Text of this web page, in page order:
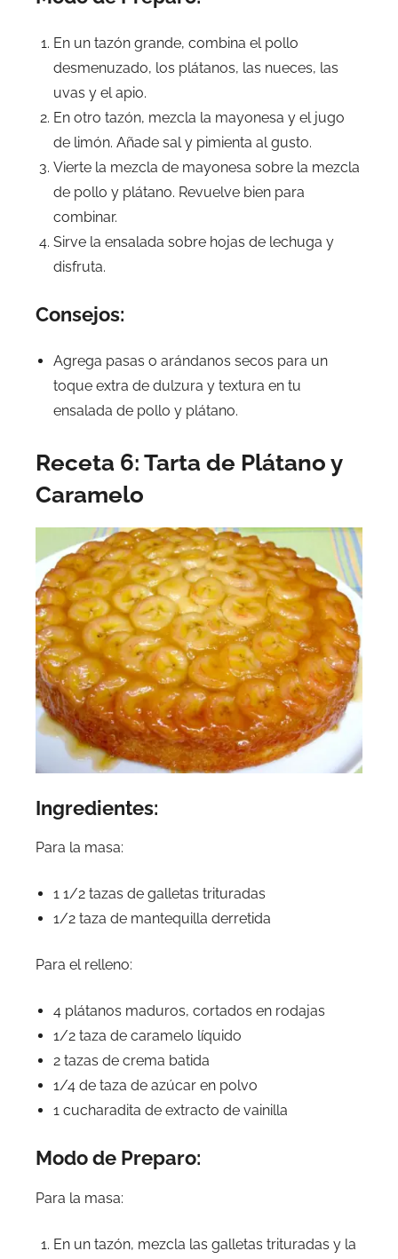
En un tazón grande, combina el pollo
desmenuzado, los plátanos, las nueces, las
uvas y el apio.
En otro tazón, mezcla la mayonesa y el jugo
de limón. Añade sal y pimienta al gusto.
Vierte la mezcla de mayonesa sobre la mezcla
de pollo y plátano. Revuelve bien para
combinar.
Sirve la ensalada sobre hojas de lechuga y
disfruta.
Consejos:
Agrega pasas o arándanos secos para un
toque extra de dulzura y textura en tu
ensalada de pollo y plátano.
Receta 6: Tarta de Plátano y
Caramelo
Ingredientes:
Para la masa:
1 1/2 tazas de galletas trituradas
1/2 taza de mantequilla derretida
Para el relleno:
4 plátanos maduros, cortados en rodajas
1/2 taza de caramelo líquido
2 tazas de crema batida
1/4 de taza de azúcar en polvo
1 cucharadita de extracto de vainilla
Modo de Preparo:
Para la masa:
En un tazón, mezcla las galletas trituradas y la